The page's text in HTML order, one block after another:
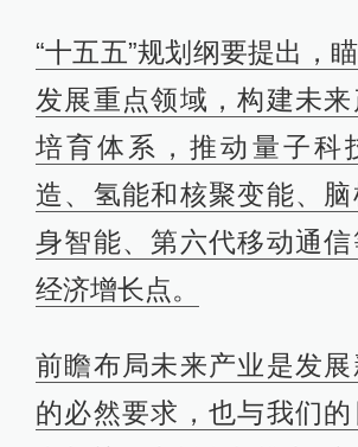
“十五五”规划纲要提出，
发展重点领域，构建未
培育体系，推动量子科
造、氢能和核聚变能、
身智能、第六代移动通
经济增长点。
前瞻布局未来产业是发展
的必然要求，也与我们